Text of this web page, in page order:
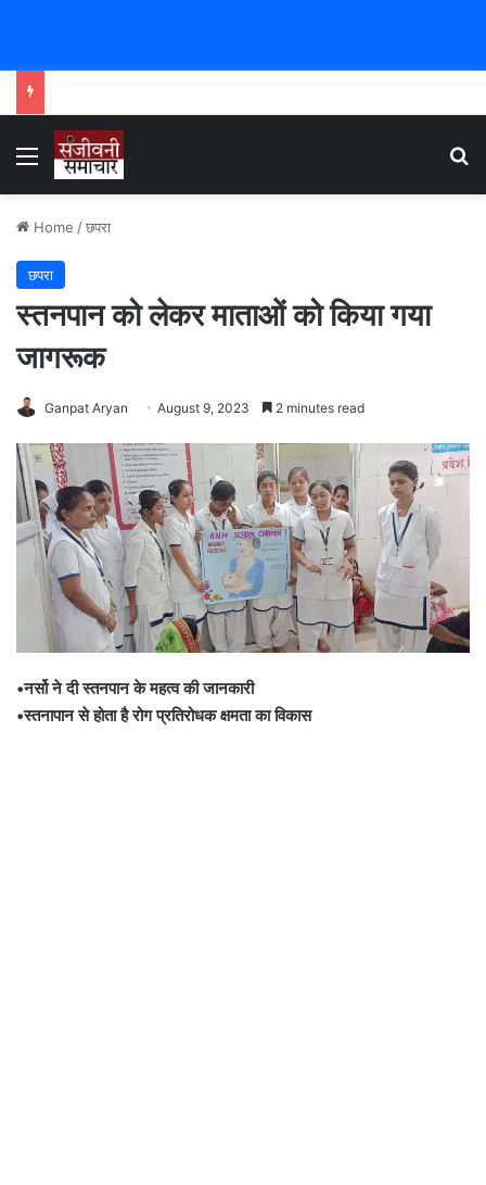
Menu
Home /छपरा
छपरा
स्तनपान को लेकर माताओं को किया गया
जागरूक
Ganpat Aryan August 9, 2023 2 minutes read
•नर्सो ने दी स्तनपान के महत्व की जानकारी
•स्तनापान से होता है रोग प्रतिरोधक क्षमता का विकास